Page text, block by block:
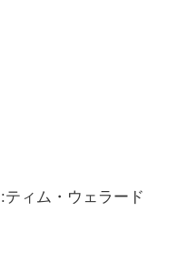
ティム・ウェラード